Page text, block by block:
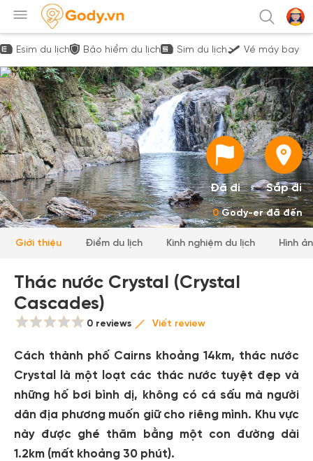
Esim du lịch Bảo hiểm du lịch Sim du lịch Vé máy bay
Đã đi Sắp đi
0Gody-er đã đến
Giới thiệu Điểm du lịch Kinh nghiệm du lịch Hình
Thác nước Crystal (Crystal
Cascades)
0 reviews Viết review
Cách thành phố Cairns khoảng 14km, thác nước
Crystal là một loạt các thác nước tuyệt đẹp và
những hố bơi bình dị, không có cá sấu mà người
dân địa phương muốn giữ cho riêng mình. Khu vực
này được ghé thăm bằng một con đường dài
1.2km (mất khoảng 30 phút).